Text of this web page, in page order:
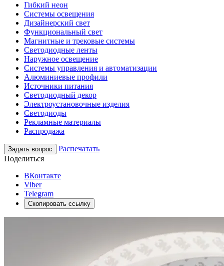
Гибкий неон
Системы освещения
Дизайнерский свет
Функциональный свет
Магнитные и трековые системы
Светодиодные ленты
Наружное освещение
Системы управления и автоматизации
Алюминиевые профили
Источники питания
Светодиодный декор
Электроустановочные изделия
Светодиоды
Рекламные материалы
Распродажа
Задать вопрос
Распечатать
Поделиться
ВКонтакте
Viber
Telegram
Скопировать ссылку